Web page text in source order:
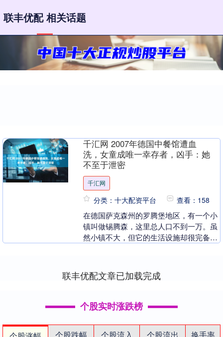
联丰优配 相关话题
千汇网 2007年德国中餐馆遭血
洗，女童成唯一幸存者，凶手：她
不至于泄密
千汇网
分类：十大配资平台 查看：158
在德国萨克森州的罗腾堡地区，有一个小
镇叫做锡腾森，这里总人口不到一万。虽
然小镇不大，但它的生活设施却很完备，
联丰优配文章已加载完成
个股实时涨跌榜